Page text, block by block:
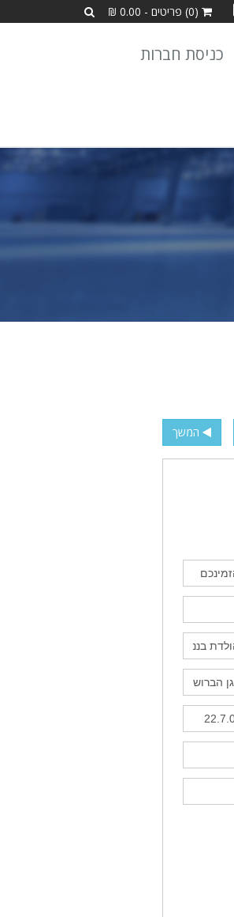
(0) פריטים - 0.00 ₪
כניסת חברות
המשך